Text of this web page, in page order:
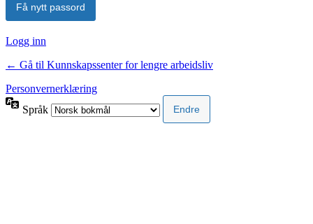
Logg inn
← Gå til Kunnskapssenter for lengre arbeidsliv
Personvernerklæring
Språk